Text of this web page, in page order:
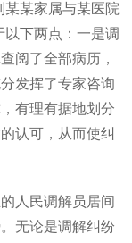
某某家属与某医院
以下两点：一是调
阅了全部病历，
发挥了专家咨询
有理有据地划分
认可，从而使纠
人民调解员居间
无论是调解纠纷